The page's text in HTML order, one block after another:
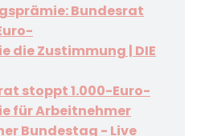
Bundesrat
die Zustimmung | DIE
stoppt 1.000-Euro-
für Arbeitnehmer
Bundestag - Live